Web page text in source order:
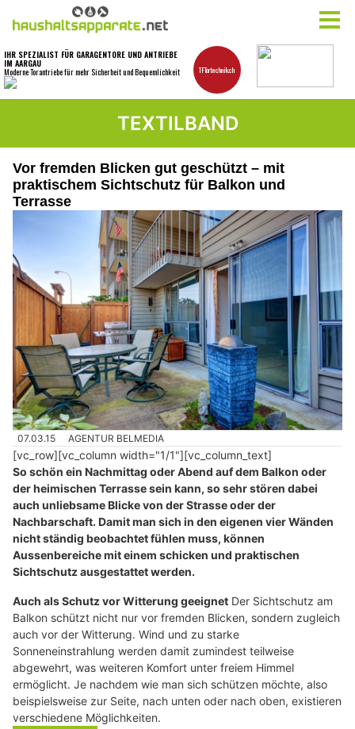
TEXTILBAND
Vor fremden Blicken gut geschützt – mit
praktischem Sichtschutz für Balkon und
Terrasse
07.03.15 AGENTUR BELMEDIA
[vc_row][vc_column width="1/1"][vc_column_text]
So schön ein Nachmittag oder Abend auf dem Balkon oder
der heimischen Terrasse sein kann, so sehr stören dabei
auch unliebsame Blicke von der Strasse oder der
Nachbarschaft. Damit man sich in den eigenen vier Wänden
nicht ständig beobachtet fühlen muss, können
Aussenbereiche mit einem schicken und praktischen
Sichtschutz ausgestattet werden.
Auch als Schutz vor Witterung geeignet Der Sichtschutz am
Balkon schützt nicht nur vor fremden Blicken, sondern zugleich
auch vor der Witterung. Wind und zu starke
Sonneneinstrahlung werden damit zumindest teilweise
abgewehrt, was weiteren Komfort unter freiem Himmel
ermöglicht. Je nachdem wie man sich schützen möchte, also
beispielsweise zur Seite, nach unten oder nach oben, existieren
verschiedene Möglichkeiten.